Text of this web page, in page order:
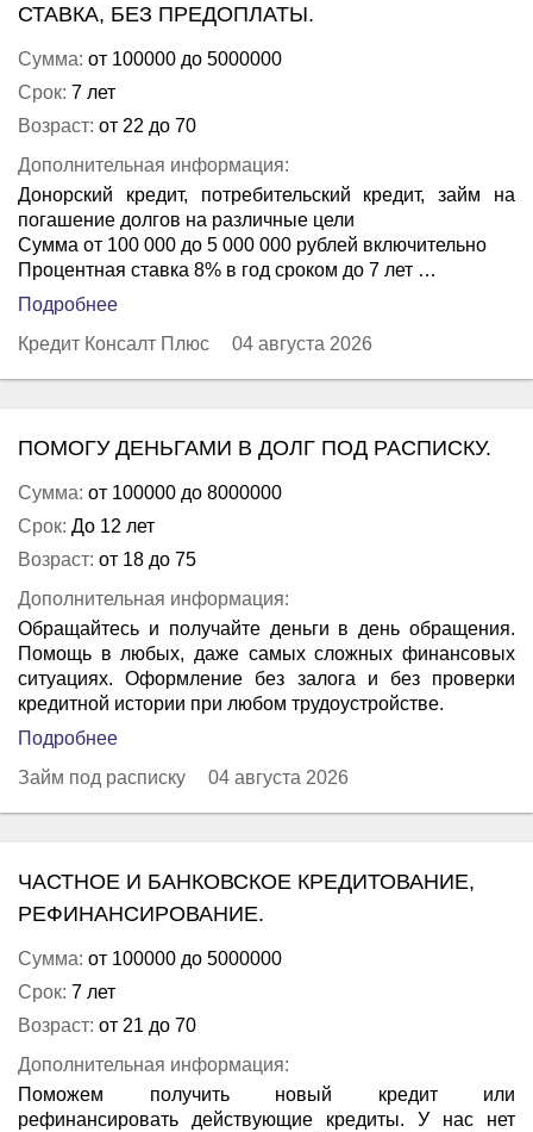
СТАВКА, БЕЗ ПРЕДОПЛАТЫ.
Сумма: от 100000 до 5000000
Срок: 7 лет
Возраст: от 22 до 70
Дополнительная информация:
Донорский кредит, потребительский кредит, займ на
погашение долгов на различные цели
Сумма от 100 000 до 5 000 000 рублей включительно
Процентная ставка 8% в год сроком до 7 лет …
Подробнее
Кредит Консалт Плюс
04 августа 2026
ПОМОГУ ДЕНЬГАМИ В ДОЛГ ПОД РАСПИСКУ.
Сумма: от 100000 до 8000000
Срок: До 12 лет
Возраст: от 18 до 75
Дополнительная информация:
Обращайтесь и получайте деньги в день обращения.
Помощь в любых, даже самых сложных финансовых
ситуациях. Оформление без залога и без проверки
кредитной истории при любом трудоустройстве.
Подробнее
Займ под расписку
04 августа 2026
ЧАСТНОЕ И БАНКОВСКОЕ КРЕДИТОВАНИЕ,
РЕФИНАНСИРОВАНИЕ.
Сумма: от 100000 до 5000000
Срок: 7 лет
Возраст: от 21 до 70
Дополнительная информация:
Поможем получить новый кредит или
рефинансировать действующие кредиты. У нас нет